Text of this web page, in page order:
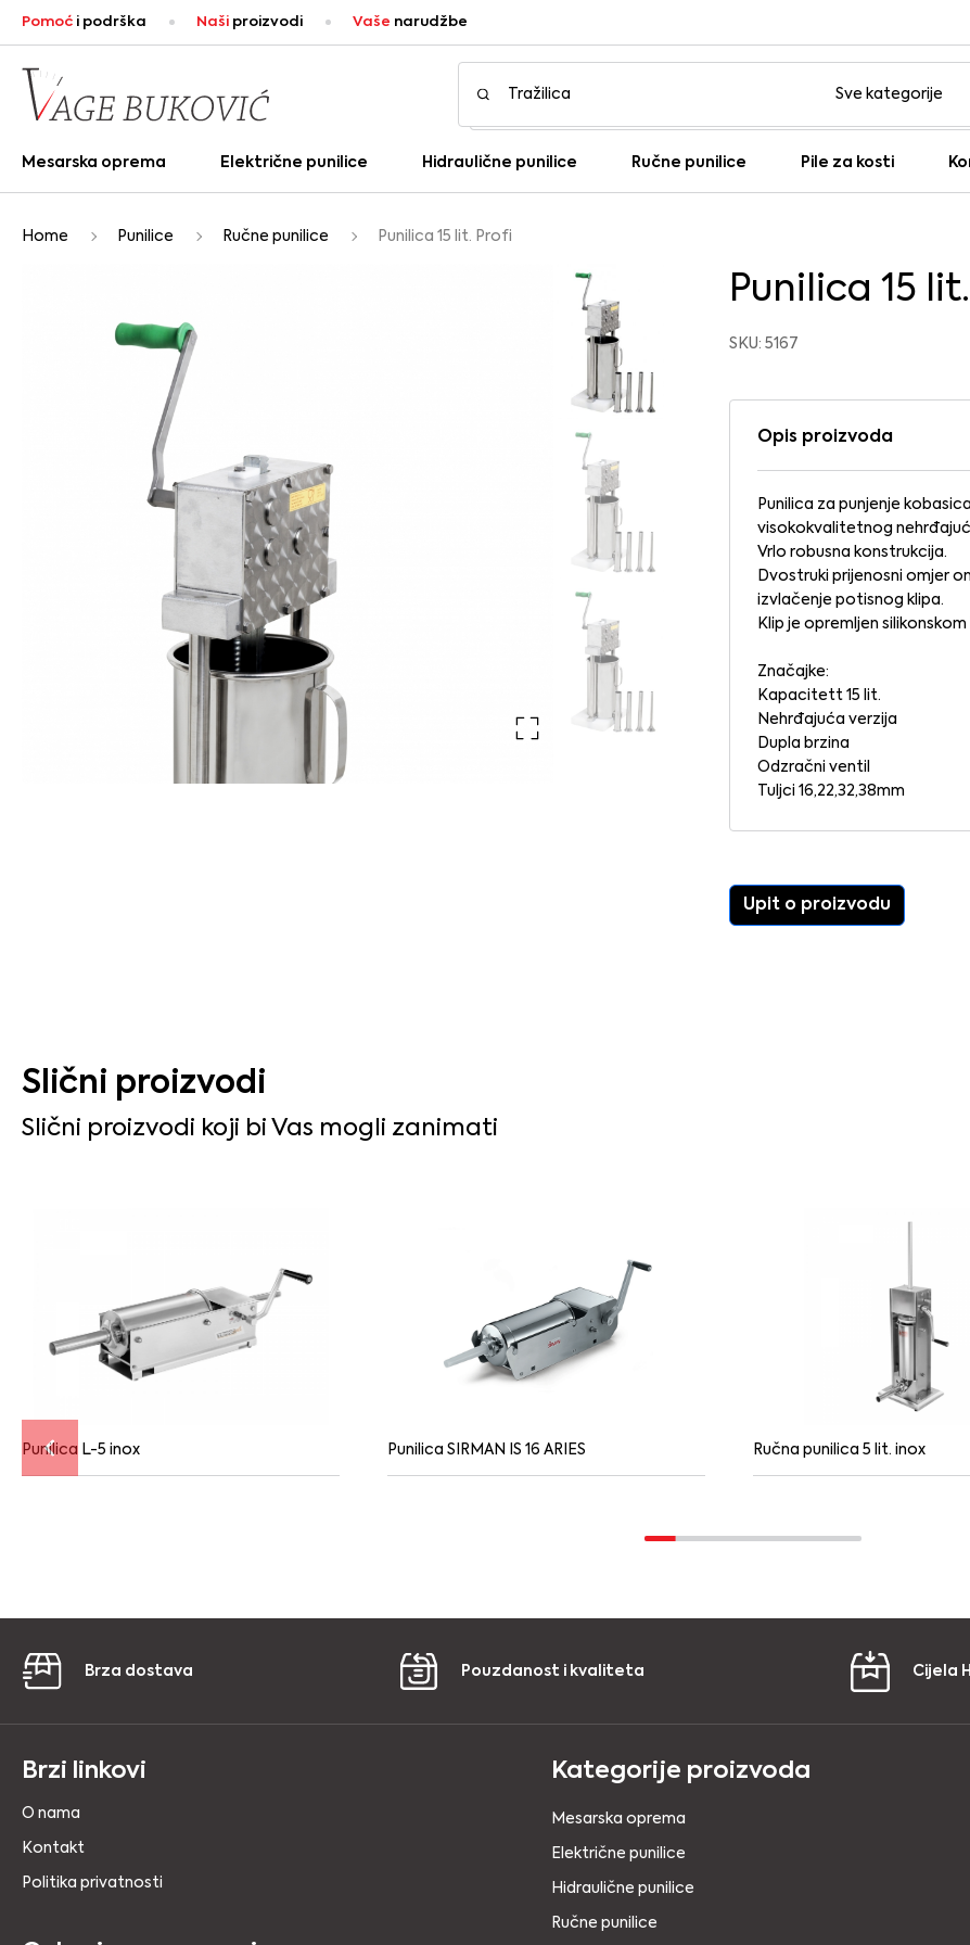
Pomoć i podrška Naši proizvodi Vaše narudžbe
Mesarska oprema Električne punilice Hidraulične punilice Ručne punilice Pile za kosti
Home Punilice Ručne punilice Punilica 15 lit. Profi
Punilica 15
SKU: 5167
Opis proizvoda
Punilica za punjenje
visokokvalitetnog
Vrlo robusna konstrukcija.
Dvostruki prijenosni omjer
izvlačenje potisnog klipa.
Klip je opremljen
Značajke:
Kapacitett 15 lit.
Nehrđajuća verzija
Dupla brzina
Odzračni ventil
Tuljci 16,22,32,38mm
Upit o proizvodu
Slični proizvodi
Slični proizvodi koji bi Vas mogli zanimati
Punilica L-5 inox Punilica SIRMAN IS 16 ARIES Ručna punilica 5 lit. inox
Brza dostava Pouzdanost i kvaliteta Cijela
Brzi linkovi
O nama
Kontakt
Politika privatnosti
Kategorije proizvoda
Mesarska oprema
Električne punilice
Hidraulične punilice
Ručne punilice